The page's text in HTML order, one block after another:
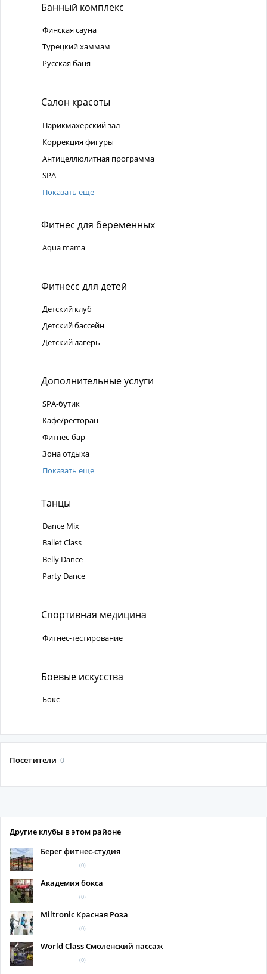
Банный комплекс
Финская сауна
Турецкий хаммам
Русская баня
Салон красоты
Парикмахерский зал
Коррекция фигуры
Антицеллюлитная программа
SPA
Показать еще
Фитнес для беременных
Aqua mama
Фитнесс для детей
Детский клуб
Детский бассейн
Детский лагерь
Дополнительные услуги
SPA-бутик
Кафе/ресторан
Фитнес-бар
Зона отдыха
Показать еще
Танцы
Dance Mix
Ballet Class
Belly Dance
Party Dance
Спортивная медицина
Фитнес-тестирование
Боевые искусства
Бокс
Посетители 0
Другие клубы в этом районе
Берег фитнес-студия
(0)
Академия бокса
(0)
Miltronic Красная Роза
(0)
World Class Смоленский пассаж
(0)